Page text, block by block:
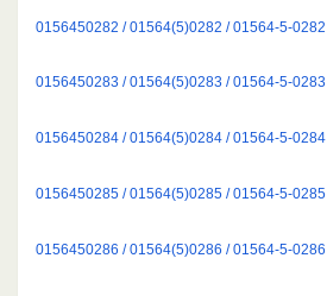
0156450282 / 01564(5)0282 / 01564-5-0282
0156450283 / 01564(5)0283 / 01564-5-0283
0156450284 / 01564(5)0284 / 01564-5-0284
0156450285 / 01564(5)0285 / 01564-5-0285
0156450286 / 01564(5)0286 / 01564-5-0286